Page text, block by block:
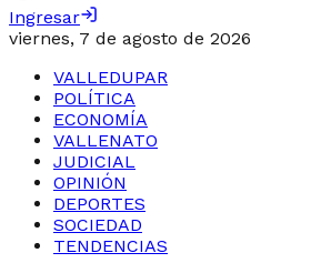
Ingresar
viernes, 7 de agosto de 2026
VALLEDUPAR
POLÍTICA
ECONOMÍA
VALLENATO
JUDICIAL
OPINIÓN
DEPORTES
SOCIEDAD
TENDENCIAS